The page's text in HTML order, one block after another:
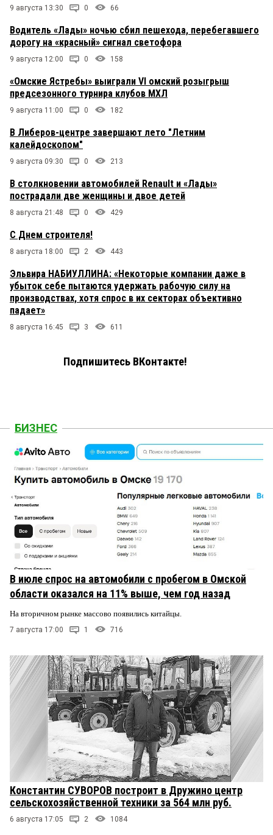
9 августа 13:30 0 66
Водитель «Лады» ночью сбил пешехода, перебегавшего
дорогу на «красный» сигнал светофора
9 августа 12:00 0 158
«Омские Ястребы» выиграли VI омский розыгрыш
предсезонного турнира клубов МХЛ
9 августа 11:00 0 182
В Либеров-центре завершают лето "Летним
калейдоскопом"
9 августа 09:30 0 213
В столкновении автомобилей Renault и «Лады»
пострадали две женщины и двое детей
8 августа 21:48 0 429
С Днем строителя!
8 августа 18:00 2 443
Эльвира НАБИУЛЛИНА: «Некоторые компании даже в
убыток себе пытаются удержать рабочую силу на
производствах, хотя спрос в их секторах объективно
падает»
8 августа 16:45 3 611
Подпишитесь ВКонтакте!
БИЗНЕС
В июле спрос на автомобили с пробегом в Омской
области оказался на 11% выше, чем год назад
На вторичном рынке массово появились китайцы.
7 августа 17:00 1 716
Константин СУВОРОВ построит в Дружино центр
сельскохозяйственной техники за 564 млн руб.
6 августа 17:05 2 1084